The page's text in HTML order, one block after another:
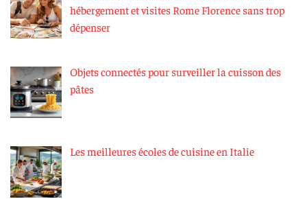
hébergement et visites Rome Florence sans trop
dépenser
Objets connectés pour surveiller la cuisson des
pâtes
Les meilleures écoles de cuisine en Italie